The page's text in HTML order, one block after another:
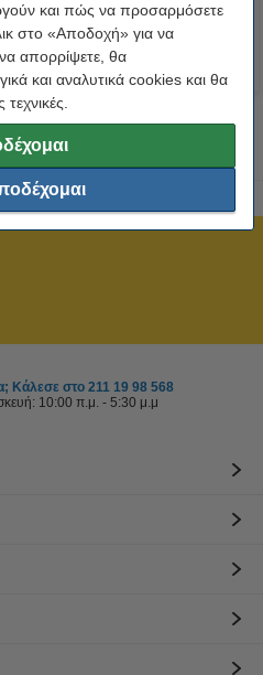
και πώς να προσαρμόσετε
στο «Αποδοχή» για να
απορρίψετε, θα
και αναλυτικά cookies και θα
Κάλεσε στο 211 19 98 568
10:00 π.μ. - 5:30 μ.μ